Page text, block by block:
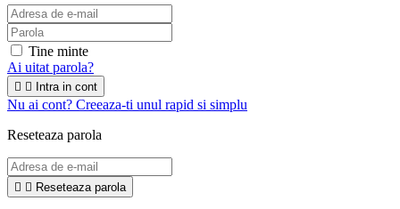
Tine minte
Ai uitat parola?
  Intra in cont
Nu ai cont? Creeaza-ti unul rapid si simplu
Reseteaza parola
  Reseteaza parola